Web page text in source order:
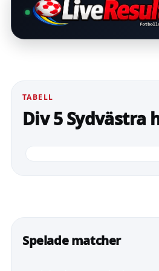
TABELL
Div 5 Sydvästra
Spelade matcher